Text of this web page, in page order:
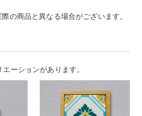
の商品と異なる場合がございます。
ーションがあります。